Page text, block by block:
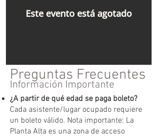
Este evento está agotado
Preguntas Frecuentes
Información Importante
¿A partir de qué edad se paga boleto?
Cada asistente/lugar ocupado requiere
un boleto válido. Nota importante: La
Planta Alta es una zona de acceso